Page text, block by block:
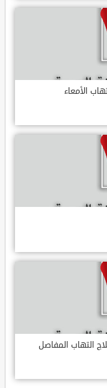
الأمعاء
التهاب المفاصل